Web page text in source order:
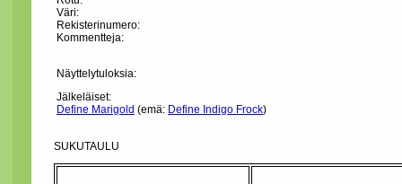
Väri:
Rekisterinumero:
Kommentteja:
Näyttelytuloksia:
Jälkeläiset:
Define Marigold (emä: Define Indigo Frock)
SUKUTAULU